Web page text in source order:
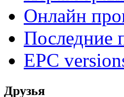
Онлайн
Последние
EPC
Друзья